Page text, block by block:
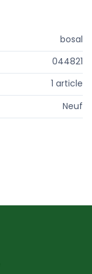
bosal
044821
1 article
Neuf